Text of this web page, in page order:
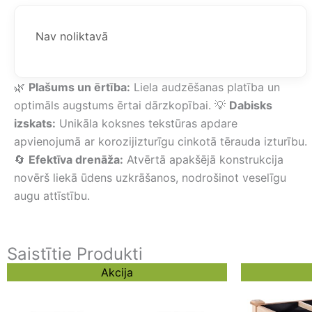
Nav noliktavā
🌿 Plašums un ērtība: Liela audzēšanas platība un
optimāls augstums ērtai dārzkopībai. 💡 Dabisks
izskats: Unikāla koksnes tekstūras apdare
apvienojumā ar korozijizturīgu cinkotā tērauda izturību.
🔄 Efektīva drenāža: Atvērtā apakšējā konstrukcija
novērš liekā ūdens uzkrāšanos, nodrošinot veselīgu
augu attīstību.
Saistītie Produkti
Akcija
Original
price
price